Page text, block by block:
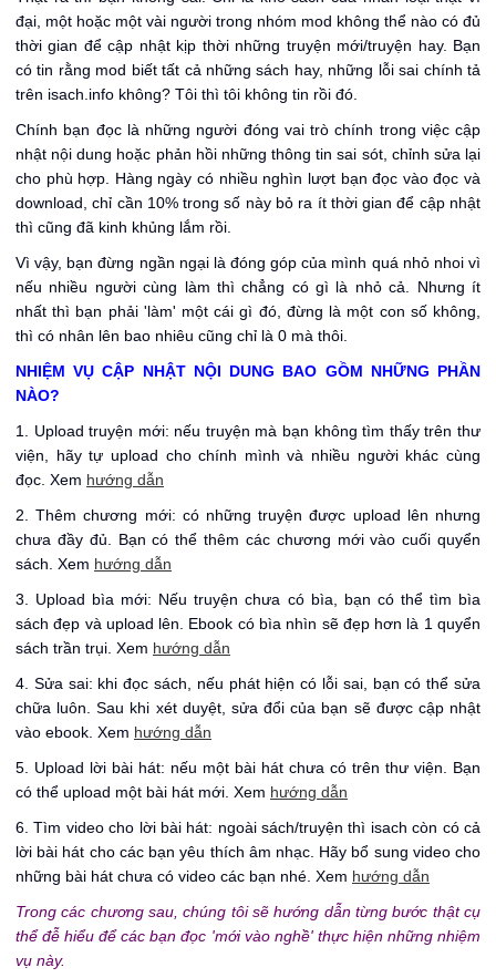
đại, một hoặc một vài người trong nhóm mod không thể nào có đủ
thời gian để cập nhật kịp thời những truyện mới/truyện hay. Bạn
có tin rằng mod biết tất cả những sách hay, những lỗi sai chính tả
trên isach.info không? Tôi thì tôi không tin rồi đó.
Chính bạn đọc là những người đóng vai trò chính trong việc cập
nhật nội dung hoặc phản hồi những thông tin sai sót, chỉnh sửa lại
cho phù hợp. Hàng ngày có nhiều nghìn lượt bạn đọc vào đọc và
download, chỉ cần 10% trong số này bỏ ra ít thời gian để cập nhật
thì cũng đã kinh khủng lắm rồi.
Vì vậy, bạn đừng ngần ngại là đóng góp của mình quá nhỏ nhoi vì
nếu nhiều người cùng làm thì chẳng có gì là nhỏ cả. Nhưng ít
nhất thì bạn phải 'làm' một cái gì đó, đừng là một con số không,
thì có nhân lên bao nhiêu cũng chỉ là 0 mà thôi.
NHIỆM VỤ CẬP NHẬT NỘI DUNG BAO GỒM NHỮNG PHẦN
NÀO?
1. Upload truyện mới: nếu truyện mà bạn không tìm thấy trên thư
viện, hãy tự upload cho chính mình và nhiều người khác cùng
đọc. Xem hướng dẫn
2. Thêm chương mới: có những truyện được upload lên nhưng
chưa đầy đủ. Bạn có thể thêm các chương mới vào cuối quyển
sách. Xem hướng dẫn
3. Upload bìa mới: Nếu truyện chưa có bìa, bạn có thể tìm bìa
sách đẹp và upload lên. Ebook có bìa nhìn sẽ đẹp hơn là 1 quyển
sách trần trụi. Xem hướng dẫn
4. Sửa sai: khi đọc sách, nếu phát hiện có lỗi sai, bạn có thể sửa
chữa luôn. Sau khi xét duyệt, sửa đổi của bạn sẽ được cập nhật
vào ebook. Xem hướng dẫn
5. Upload lời bài hát: nếu một bài hát chưa có trên thư viện. Bạn
có thể upload một bài hát mới. Xem hướng dẫn
6. Tìm video cho lời bài hát: ngoài sách/truyện thì isach còn có cả
lời bài hát cho các bạn yêu thích âm nhạc. Hãy bổ sung video cho
những bài hát chưa có video các bạn nhé. Xem hướng dẫn
Trong các chương sau, chúng tôi sẽ hướng dẫn từng bước thật cụ
thể đễ hiểu để các bạn đọc 'mới vào nghề' thực hiện những nhiệm
vụ này.